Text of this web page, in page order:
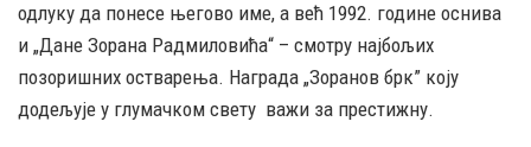
одлуку да понесе његово име, а већ 1992. године оснива
и „Дане Зорана Радмиловића“ – смотру најбољих
позоришних остварења. Награда „Зоранов брк” коју
додељује у глумачком свету важи за престижну.